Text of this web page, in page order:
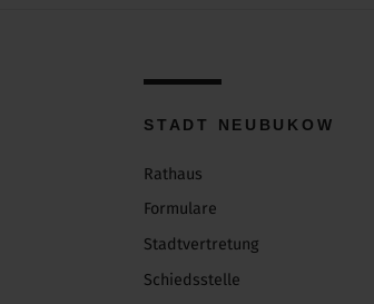
STADT NEUBUKOW
Rathaus
Formulare
Stadtvertretung
Schiedsstelle